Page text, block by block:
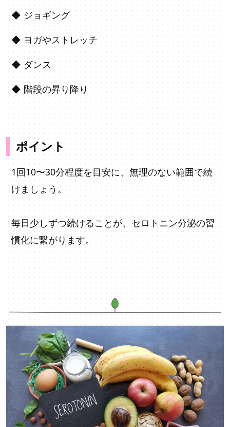
◆ ジョギング
◆ ヨガやストレッチ
◆ ダンス
◆ 階段の昇り降り
ポイント
1回10〜30分程度を目安に、無理のない範囲で続
けましょう。
毎日少しずつ続けることが、セロトニン分泌の習
慣化に繋がります。